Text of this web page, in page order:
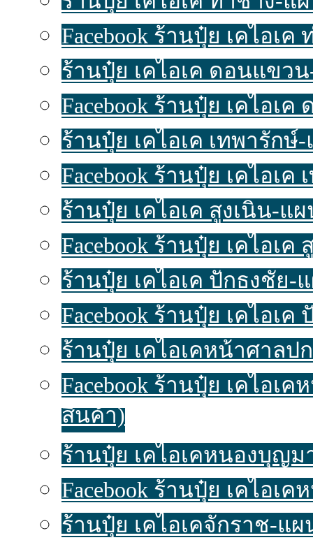
Facebook ร้านปุ๋ย เคไอเ
ร้านปุ๋ย เคไอเค ดอนแขว
Facebook ร้านปุ๋ย เคไอ
ร้านปุ๋ย เคไอเค เทพารักษ์
Facebook ร้านปุ๋ย เคไอเ
ร้านปุ๋ย เคไอเค สูงเนิน-แ
Facebook ร้านปุ๋ย เคไอเ
ร้านปุ๋ย เคไอเค ปักธงชัย-
Facebook ร้านปุ๋ย เคไอ
ร้านปุ๋ย เคไอเคหน้าศาลป
Facebook ร้านปุ๋ย เคไอ
สินค้า)
ร้านปุ๋ย เคไอเคหนองบุญ
Facebook ร้านปุ๋ย เคไอ
ร้านปุ๋ย เคไอเคจักราช-แ